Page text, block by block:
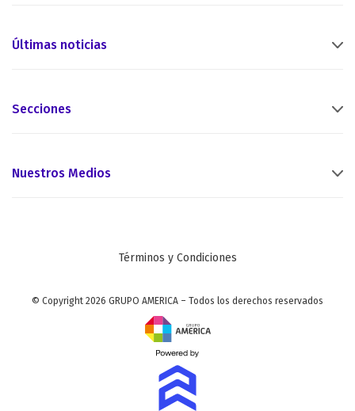
Últimas noticias
Secciones
Nuestros Medios
Términos y Condiciones
© Copyright 2026 GRUPO AMERICA – Todos los derechos reservados